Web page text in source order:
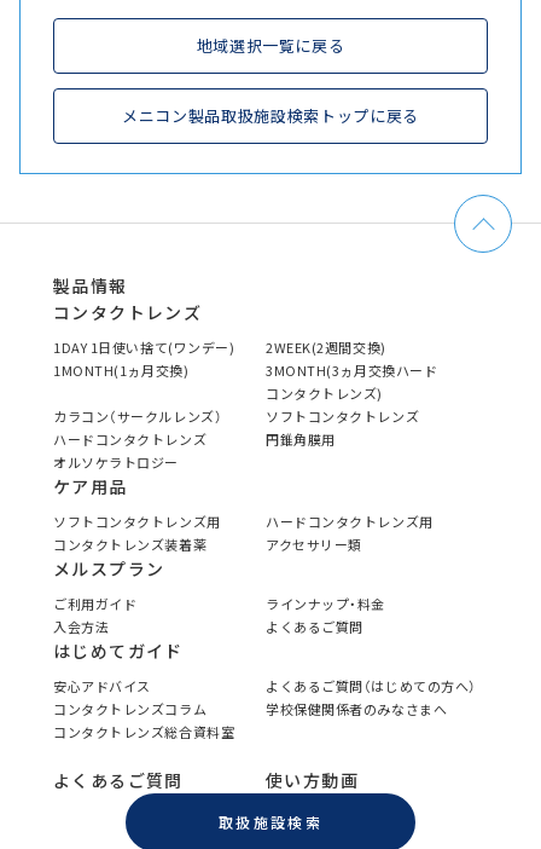
地域選択一覧に戻る
メニコン製品取扱施設検索トップに戻る
製品情報
コンタクトレンズ
1DAY 1日使い捨て(ワンデー)
2WEEK(2週間交換)
1MONTH(1ヵ月交換)
3MONTH(3ヵ月交換ハード
コンタクトレンズ)
カラコン（サークルレンズ）
ソフトコンタクトレンズ
ハードコンタクトレンズ
円錐角膜用
オルソケラトロジー
ケア用品
ソフトコンタクトレンズ用
ハードコンタクトレンズ用
コンタクトレンズ装着薬
アクセサリー類
メルスプラン
ご利用ガイド
ラインナップ・料金
入会方法
よくあるご質問
はじめてガイド
安心アドバイス
よくあるご質問（はじめての方へ）
コンタクトレンズコラム
学校保健関係者のみなさまへ
コンタクトレンズ総合資料室
よくあるご質問 使い方動画
取扱施設検索